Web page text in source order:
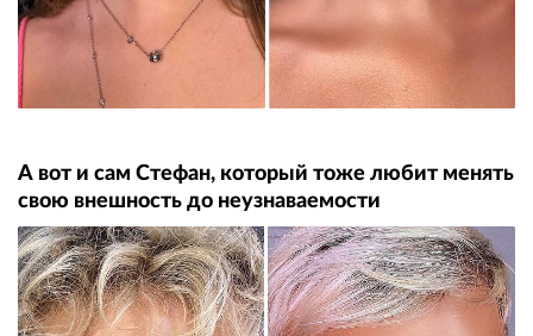
А вот и сам Стефан, который тоже любит менять
свою внешность до неузнаваемости